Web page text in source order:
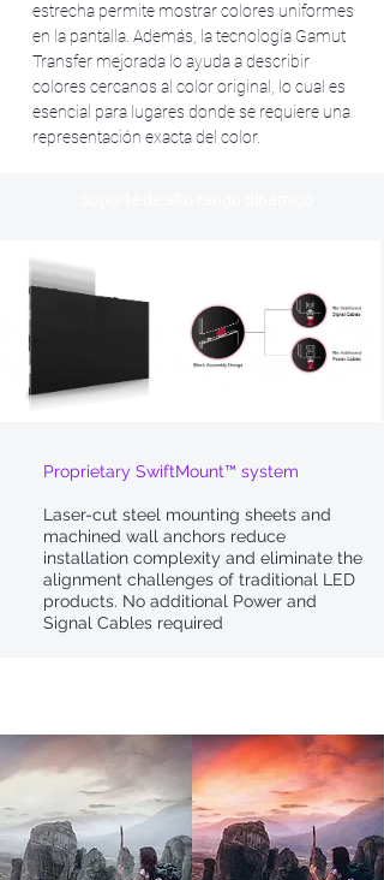
estrecha permite mostrar colores uniformes
en la pantalla. Además, la tecnología Gamut
Transfer mejorada lo ayuda a describir
colores cercanos al color original, lo cual es
esencial para lugares donde se requiere una
representación exacta del color.
Proprietary SwiftMount™ system
Laser-cut steel mounting sheets and
machined wall anchors reduce
installation complexity and eliminate the
alignment challenges of traditional LED
products. No additional Power and
Signal Cables required